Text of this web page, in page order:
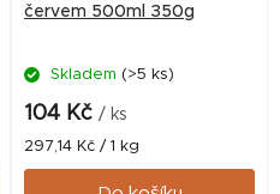
červem 500ml 350g
Skladem (>5 ks)
104 Kč / ks
Měrná
cena:
297,14 Kč / 1 kg